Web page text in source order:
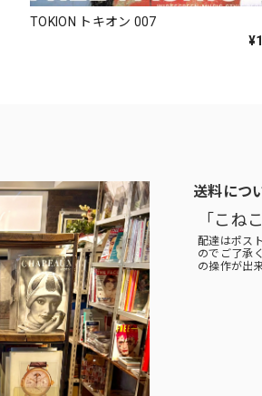
TOKION トキオン 007
送料につ
「こね
配達はポス
のでご了承
の操作が出